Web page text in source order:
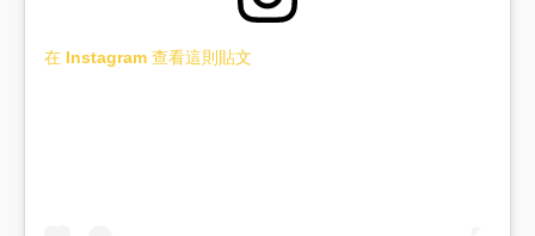
在 Instagram 查看這則貼文